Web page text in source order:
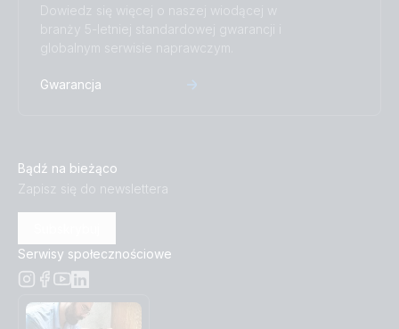
Dowiedz się więcej o naszej wiodącej w
branży 5-letniej standardowej gwarancji i
globalnym serwisie naprawczym.
Gwarancja
Bądź na bieżąco
Zapisz się do newslettera
Serwisy społecznościowe